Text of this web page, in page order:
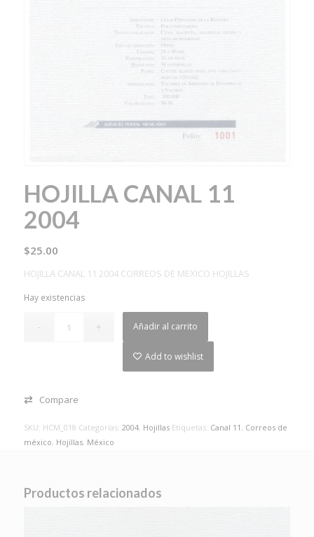
HOJILLA CANAL 11
2004
$25.00
HOJILLA CANAL 11 2004 CORREOS DE MEXICO HOJILLAS
Hay existencias
Añadir al carrito
Add to wishlist
Compare
SKU: HCM_018 Categorías: 2004, Hojillas Etiquetas: Canal 11 , Correos de
méxico, Hojillas, México
Productos relacionados